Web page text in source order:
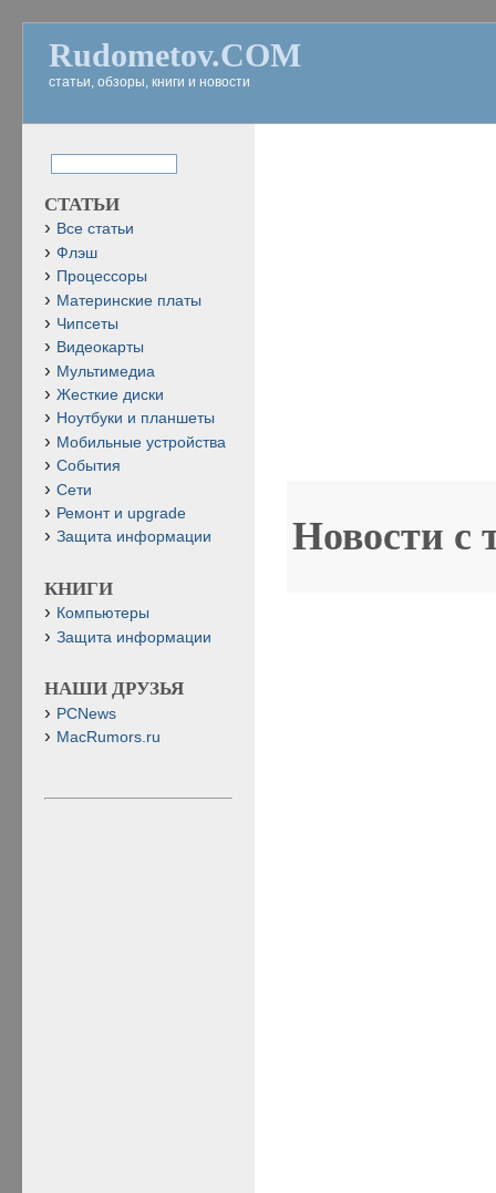
Rudometov.COM
статьи, обзоры, книги и новости
Новости с
СТАТЬИ
Все статьи
Флэш
Процессоры
Материнские платы
Чипсеты
Видеокарты
Мультимедиа
Жесткие диски
Ноутбуки и планшеты
Мобильные устройства
События
Сети
Ремонт и upgrade
Защита информации
КНИГИ
Компьютеры
Защита информации
НАШИ ДРУЗЬЯ
PCNews
MacRumors.ru